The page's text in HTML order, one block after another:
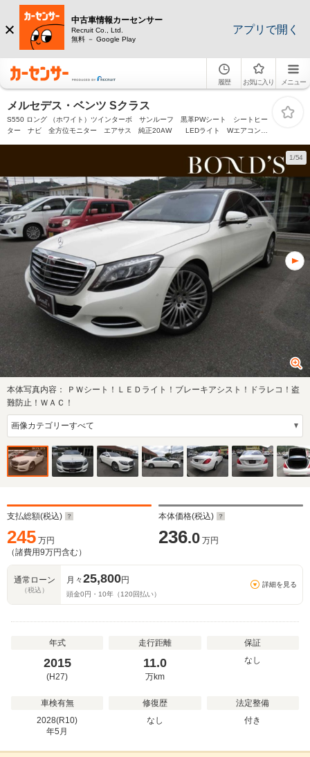
中古車情報カーセンサー
Recruit Co., Ltd.
無料 － Google Play
アプリで開く
履歴 お気に入り メニュー
メルセデス・ベンツ Sクラス
S550 ロング （ホワイト）ツインターボ サンルーフ 黒革PWシート シートヒー
ター ナビ 全方位モニター エアサス 純正20AW LEDライト Wエアコン
1/54
本体写真内容：
ＰＷシート！ＬＥＤライト！ブレーキアシスト！ドラレコ！盗
難防止！ＷＡＣ！
支払総額(税込)
245 万円
（諸費用9万円含む）
本体価格(税込)
236.0 万円
通常ローン
（税込）
月々25,800円
頭金0円・ 10年（120 回払い）
詳細を見る
年式
2015
(H27)
走行距離
11.0
万km
保証
なし
車検有無
2028(R10)
年5 月
修復歴
なし
法定整備
付き